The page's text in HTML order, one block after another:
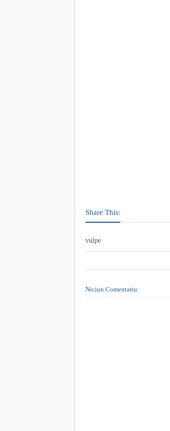
Share This:
vulpe
Niciun Comentariu: